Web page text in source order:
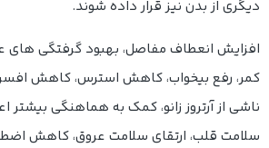
دیگری از بدن نیز قرار داده شوند.
افزایش انعطاف مفاصل، بهبود گرفتگی های
کمر، رفع بیخواب، کاهش استرس، کاهش
ناشی از آرتروز زانو، کمک به هماهنگی بیشتر
سلامت قلب، ارتقای سلامت عروق، کاهش